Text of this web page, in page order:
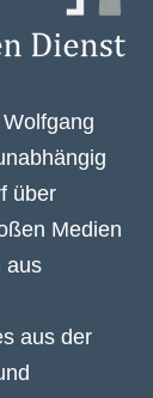
über
Medien
aus
aus der